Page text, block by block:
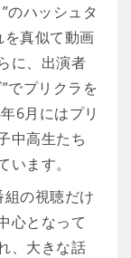
のハッシュタ
真似て動画
に、出演者
でプリクラを
6月にはプリ
中高生たち
ます。
の視聴だけ
心となって
、大きな話